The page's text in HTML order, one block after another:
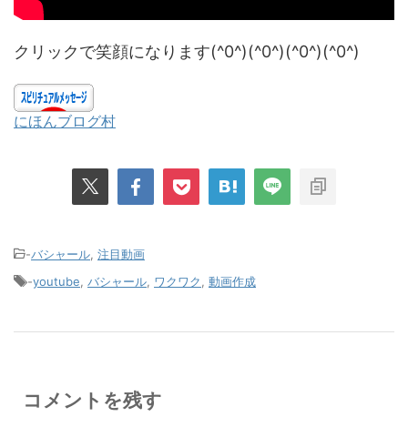
クリックで笑顔になります(^0^)(^0^)(^0^)(^0^)
にほんブログ村
-バシャール, 注目動画
-youtube, バシャール, ワクワク, 動画作成
コメントを残す